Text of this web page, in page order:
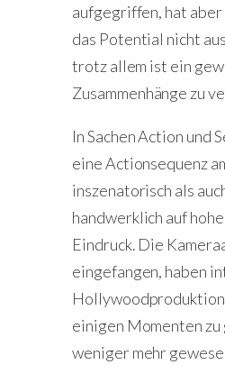
aufgegriffen, hat
das Potential nicht
trotz allem ist ein
Zusammenhänge zu
In Sachen Action und
eine Actionsequenz
inszenatorisch als
handwerklich auf
Eindruck. Die
eingefangen, haben
einigen Momenten
weniger mehr